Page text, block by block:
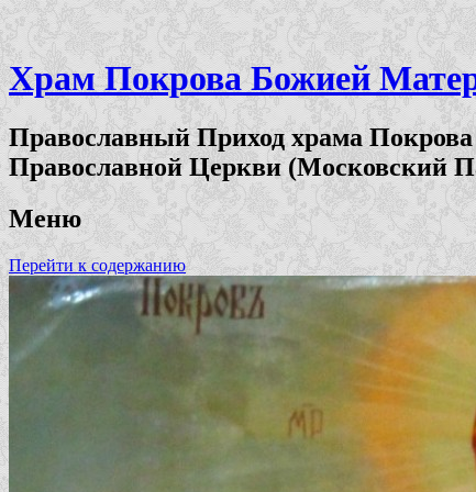
Храм Покрова Божией
Православный Приход храма
Православной Церкви (Московский
Меню
Перейти к содержанию